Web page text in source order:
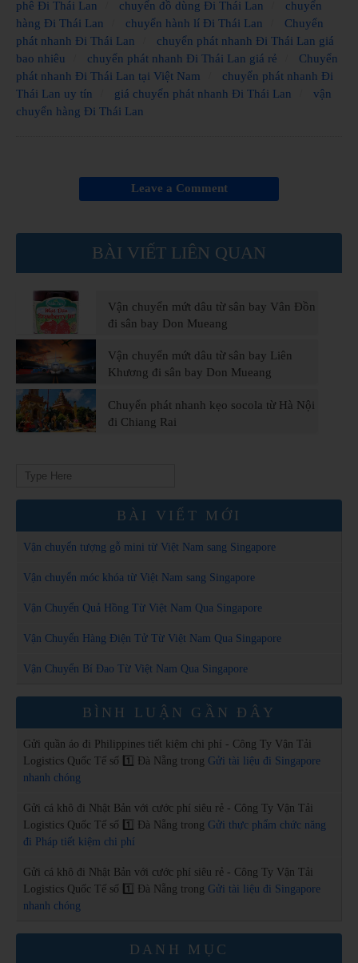
phê Đi Thái Lan chuyển đồ dùng Đi Thái Lan
chuyển
hàng Đi Thái Lan
chuyển hành lí Đi Thái Lan
Chuyển
phát nhanh Đi Thái Lan
chuyển phát nhanh Đi Thái Lan giá
bao nhiêu
chuyển phát nhanh Đi Thái Lan giá rẻ
Chuyển
phát nhanh Đi Thái Lan tại Việt Nam
chuyển phát nhanh Đi
Thái Lan uy tín
giá chuyển phát nhanh Đi Thái Lan
vận
chuyển hàng Đi Thái Lan
Leave a Comment
BÀI VIẾT LIÊN QUAN
Vận chuyển mứt dâu từ sân bay Vân Đồn
đi sân bay Don Mueang
Vận chuyển mứt dâu từ sân bay Liên
Khương đi sân bay Don Mueang
Chuyển phát nhanh kẹo socola từ Hà Nội
đi Chiang Rai
Search
BÀI VIẾT MỚI
Vận chuyển tượng gỗ mini từ Việt Nam sang Singapore
Vận chuyển móc khóa từ Việt Nam sang Singapore
Vận Chuyển Quả Hồng Từ Việt Nam Qua Singapore
Vận Chuyển Hàng Điện Tử Từ Việt Nam Qua Singapore
Vận Chuyển Bí Đao Từ Việt Nam Qua Singapore
BÌNH LUẬN GẦN ĐÂY
Gửi quần áo đi Philippines tiết kiệm chi phí - Công Ty Vận Tải
Logistics Quốc Tế số 1️⃣ Đà Nẵng trong Gửi tài liệu đi Singapore
nhanh chóng
Gửi cá khô đi Nhật Bản với cước phí siêu rẻ - Công Ty Vận Tải
Logistics Quốc Tế số 1️⃣ Đà Nẵng trong Gửi thực phẩm chức năng
đi Pháp tiết kiệm chi phí
Gửi cá khô đi Nhật Bản với cước phí siêu rẻ - Công Ty Vận Tải
Logistics Quốc Tế số 1️⃣ Đà Nẵng trong Gửi tài liệu đi Singapore
nhanh chóng
DANH MỤC